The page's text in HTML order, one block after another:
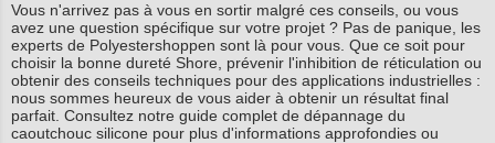
Vous n'arrivez pas à vous en sortir malgré ces conseils, ou vous
avez une question spécifique sur votre projet ? Pas de panique, les
experts de Polyestershoppen sont là pour vous. Que ce soit pour
choisir la bonne dureté Shore, prévenir l'inhibition de réticulation ou
obtenir des conseils techniques pour des applications industrielles :
nous sommes heureux de vous aider à obtenir un résultat final
parfait. Consultez notre guide complet de dépannage du
caoutchouc silicone pour plus d'informations approfondies ou